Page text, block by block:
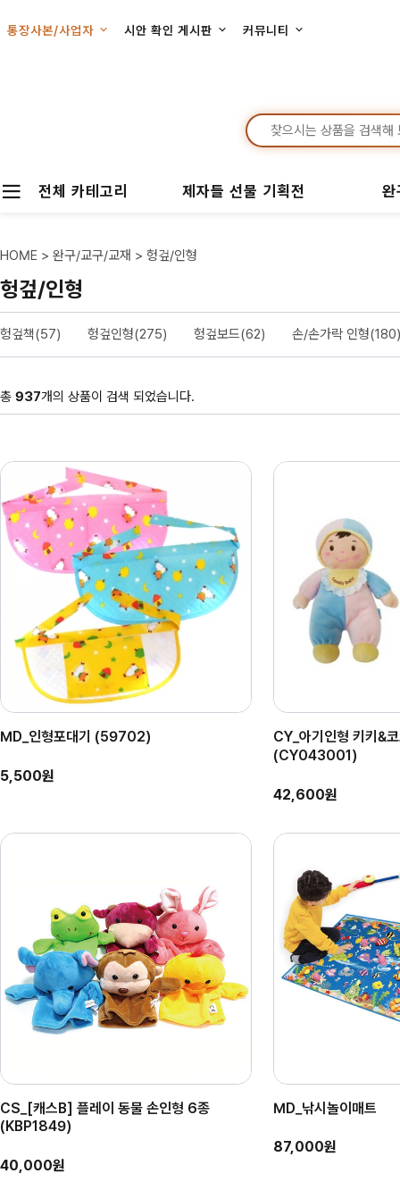
통장사본/사업자 시안 확인 게시판 커뮤니티
전체 카테고리 제자들 선물 기획전
HOME > 완구/교구/교재 > 헝겊/인형
헝겊/인형
헝겊책(57) 헝겊인형(275) 헝겊보드(62) 손/손가락 인형(180)
총 937개의 상품이 검색 되었습니다.
MD_인형포대기 (59702)
5,500원
CY_아기인형 키키&
(CY043001)
42,600원
CS_[캐스B] 플레이 동물 손인형 6종
(KBP1849)
40,000원
MD_낚시놀이매트
87,000원